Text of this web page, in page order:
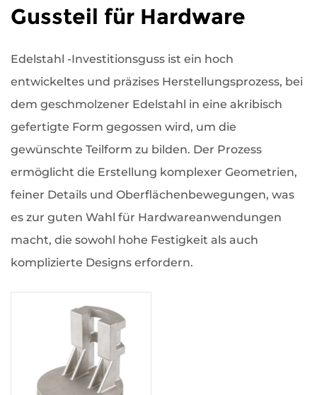
Gussteil für Hardware
Edelstahl -Investitionsguss ist ein hoch
entwickeltes und präzises Herstellungsprozess, bei
dem geschmolzener Edelstahl in eine akribisch
gefertigte Form gegossen wird, um die
gewünschte Teilform zu bilden. Der Prozess
ermöglicht die Erstellung komplexer Geometrien,
feiner Details und Oberflächenbewegungen, was
es zur guten Wahl für Hardwareanwendungen
macht, die sowohl hohe Festigkeit als auch
komplizierte Designs erfordern.